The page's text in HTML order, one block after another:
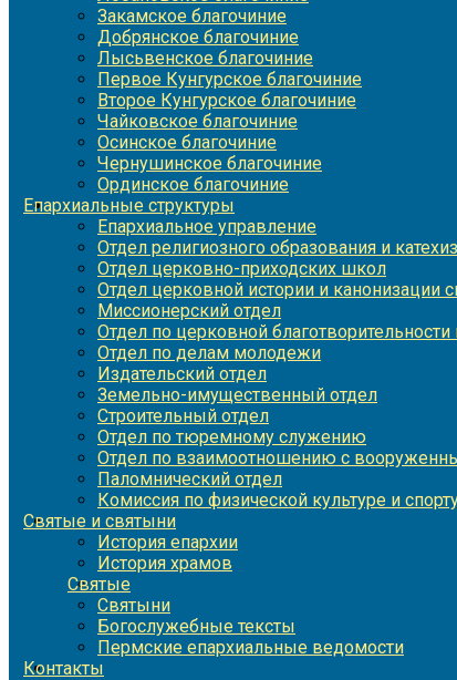
Закамское благочиние
Добрянское благочиние
Лысьвенское благочиние
Первое Кунгурское благочиние
Второе Кунгурское благочиние
Чайковское благочиние
Осинское благочиние
Чернушинское благочиние
Ординское благочиние
Епархиальные структуры
Епархиальное управление
Отдел религиозного образования и
Отдел церковно-приходских школ
Отдел церковной истории и канонизации
Миссионерский отдел
Отдел по церковной
Отдел по делам молодежи
Издательский отдел
Земельно-имущественный отдел
Строительный отдел
Отдел по тюремному служению
Отдел по взаимоотношению с
Паломнический отдел
Комиссия по физической культуре и
Святые и святыни
История епархии
История храмов
Святые
Святыни
Богослужебные тексты
Пермские епархиальные ведомости
Контакты